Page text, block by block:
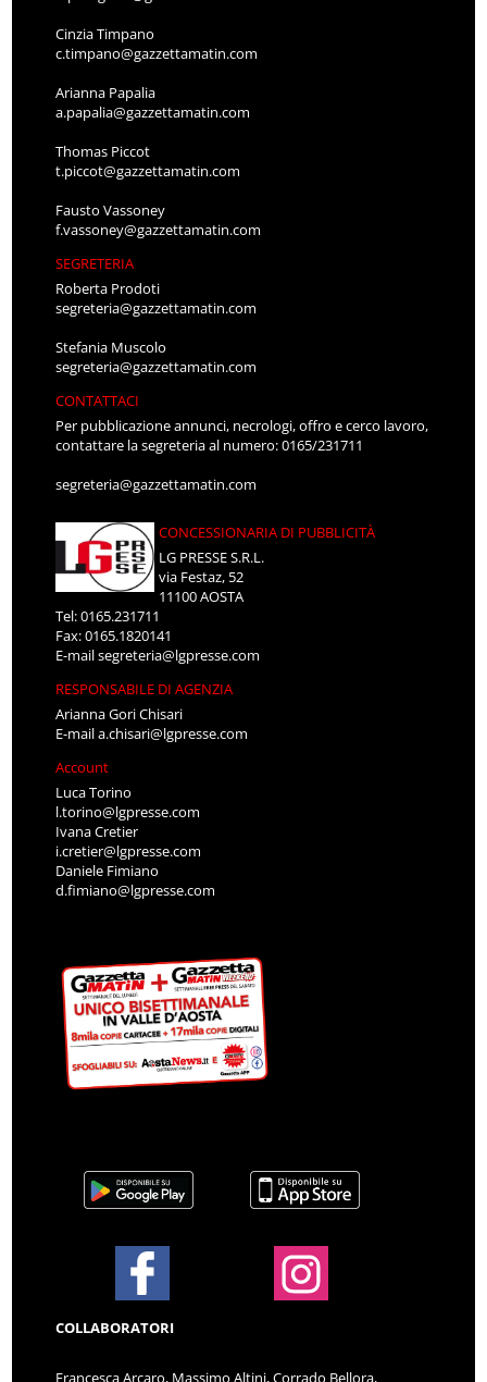
Cinzia Timpano
c.timpano@gazzettamatin.com
Arianna Papalia
a.papalia@gazzettamatin.com
Thomas Piccot
t.piccot@gazzettamatin.com
Fausto Vassoney
f.vassoney@gazzettamatin.com
SEGRETERIA
Roberta Prodoti
segreteria@gazzettamatin.com
Stefania Muscolo
segreteria@gazzettamatin.com
CONTATTACI
Per pubblicazione annunci, necrologi, offro e cerco lavoro,
contattare la segreteria al numero: 0165/231711
segreteria@gazzettamatin.com
CONCESSIONARIA DI PUBBLICITÀ
LG PRESSE S.R.L.
via Festaz, 52
11100 AOSTA
Tel: 0165.231711
Fax: 0165.1820141
E-mailsegreteria@lgpresse.com
RESPONSABILE DI AGENZIA
Arianna Gori Chisari
E-maila.chisari@lgpresse.com
Account
Luca Torino
l.torino@lgpresse.com
Ivana Cretier
i.cretier@lgpresse.com
Daniele Fimiano
d.fimiano@lgpresse.com
COLLABORATORI
Francesca Arcaro, Massimo Altini, Corrado Bellora,